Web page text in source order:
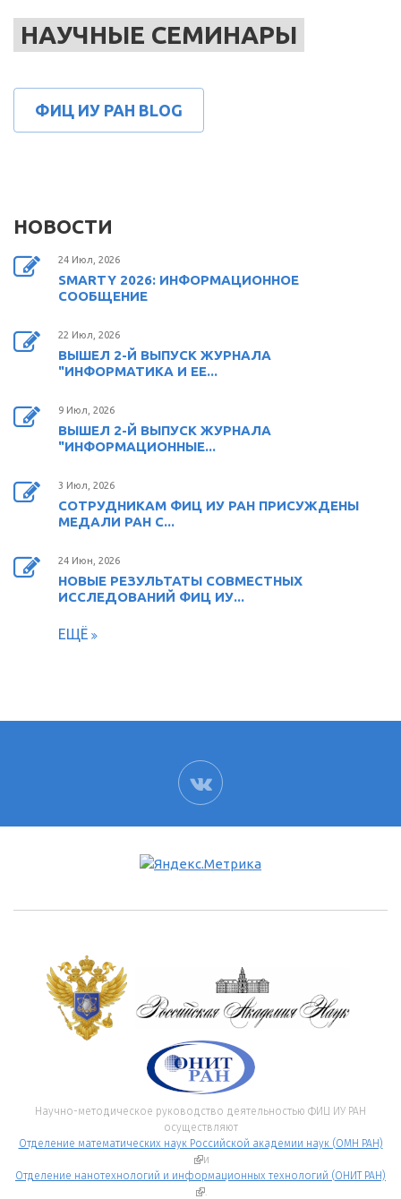
НАУЧНЫЕ СЕМИНАРЫ
ФИЦ ИУ РАН BLOG
НОВОСТИ
24 Июл, 2026
SMARTY 2026: ИНФОРМАЦИОННОЕ
СООБЩЕНИЕ
22 Июл, 2026
ВЫШЕЛ 2-Й ВЫПУСК ЖУРНАЛА
"ИНФОРМАТИКА И ЕЕ...
9 Июл, 2026
ВЫШЕЛ 2-Й ВЫПУСК ЖУРНАЛА
"ИНФОРМАЦИОННЫЕ...
3 Июл, 2026
СОТРУДНИКАМ ФИЦ ИУ РАН ПРИСУЖДЕНЫ
МЕДАЛИ РАН С...
24 Июн, 2026
НОВЫЕ РЕЗУЛЬТАТЫ СОВМЕСТНЫХ
ИССЛЕДОВАНИЙ ФИЦ ИУ...
ЕЩЁ
ВК
Научно-методическое руководство деятельностью ФИЦ ИУ РАН
осуществляют
Отделение математических наук Российской академии наук (ОМН РАН)
(внешняя ссылка)
и
Отделение нанотехнологий и информационных технологий (ОНИТ РАН)
(внешняя ссылка)
.